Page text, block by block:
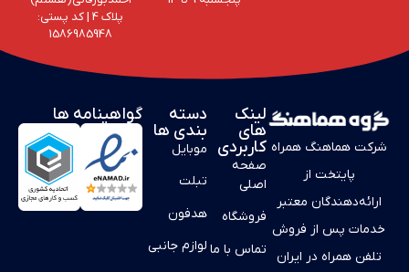
پلاک 4‌ | کد پستی:
1586985948
لینک
های
کاربردی
صفحه
اصلی
فروشگاه
تماس با ما
دسته
بندی ها
موبایل
تبلت
هدفون
لوازم جانبی
شرکت هماهنگ همراه
پایتخت از
ارائه‌دهندگان معتبر
خدمات پس از فروش
تلفن همراه در ایران
گواهینامه ها